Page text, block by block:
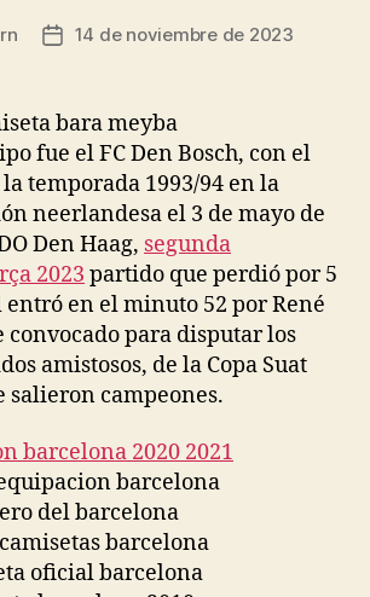
Fecha
entrada
14 de noviembre de 2023
fue el FC Den Bosch, con el
temporada 1993/94 en la
neerlandesa el 3 de mayo de
Den Haag, segunda
2023 partido que perdió por 5
entró en el minuto 52 por René
convocado para disputar los
amistosos, de la Copa Suat
salieron campeones.